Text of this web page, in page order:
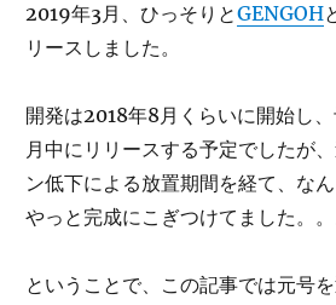
2019年3月、ひっそりとGENGOH
リースしました。
開発は2018年8月くらいに開始し
月中にリリースする予定でしたが
ン低下による放置期間を経て、な
やっと完成にこぎつけてました。。
ということで、この記事では元号